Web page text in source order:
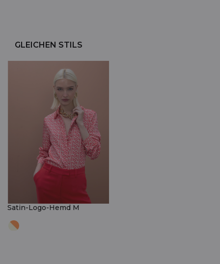
GLEICHEN STILS
Satin-Logo-Hemd M